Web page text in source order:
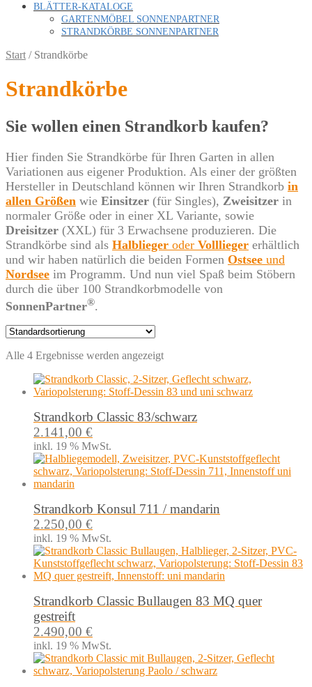
BLÄTTER-KATALOGE
GARTENMÖBEL SONNENPARTNER
STRANDKÖRBE SONNENPARTNER
Start / Strandkörbe
Strandkörbe
Sie wollen einen Strandkorb kaufen?
Hier finden Sie Strandkörbe für Ihren Garten in allen
Variationen aus eigener Produktion. Als einer der größten
Hersteller in Deutschland können wir Ihren Strandkorb in
allen Größen wie Einsitzer (für Singles), Zweisitzer in
normaler Größe oder in einer XL Variante, sowie
Dreisitzer (XXL) für 3 Erwachsene produzieren. Die
Strandkörbe sind als Halblieger oder Volllieger erhältlich
und wir haben natürlich die beiden Formen Ostsee und
Nordsee im Programm. Und nun viel Spaß beim Stöbern
durch die über 100 Strandkorbmodelle von
SonnenPartner®.
Alle 4 Ergebnisse werden angezeigt
Strandkorb Classic 83/schwarz
2.141,00 €
inkl. 19 % MwSt.
Strandkorb Konsul 711 / mandarin
2.250,00 €
inkl. 19 % MwSt.
Strandkorb Classic Bullaugen 83 MQ quer
gestreift
2.490,00 €
inkl. 19 % MwSt.